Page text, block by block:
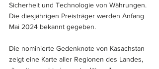
Sicherheit und Technologie von Währungen.
Die diesjährigen Preisträger werden Anfang
Mai 2024 bekannt gegeben.
Die nominierte Gedenknote von Kasachstan
zeigt eine Karte aller Regionen des Landes,